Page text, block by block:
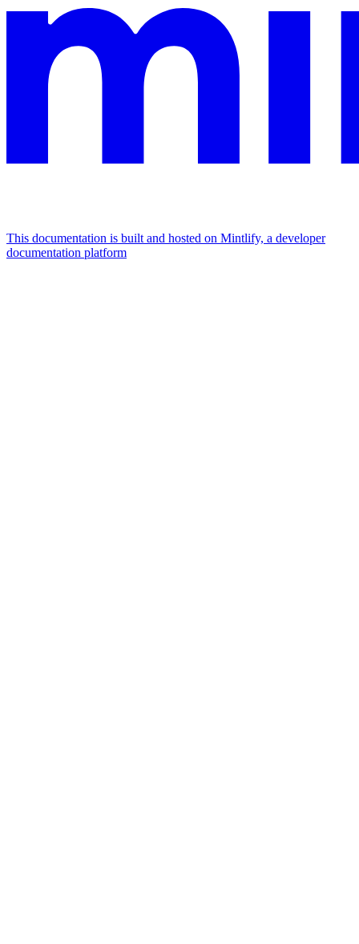
This documentation is built and hosted on Mintlify, a developer
documentation platform